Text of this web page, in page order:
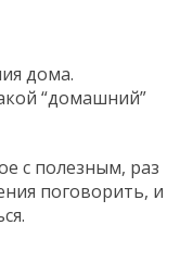
дома.
“домашний”
с полезным, раз
поговорить, и